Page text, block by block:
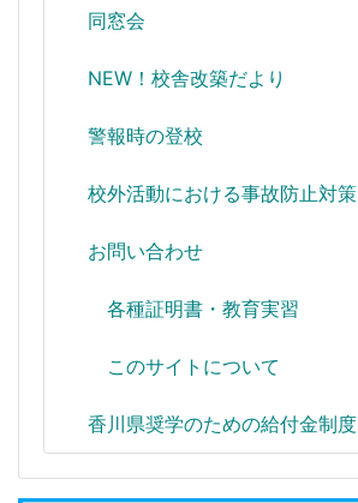
同窓会
NEW！校舎改築だより
警報時の登校
校外活動における事故防止対策
お問い合わせ
各種証明書・教育実習
このサイトについて
香川県奨学のための給付金制度